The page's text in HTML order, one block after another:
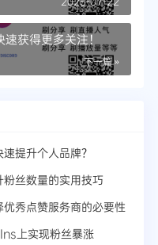
获得更多关注！
下一篇 »
提升个人品牌？
丝数量的实用技巧
秀点赞服务商的必要性
上实现粉丝暴涨